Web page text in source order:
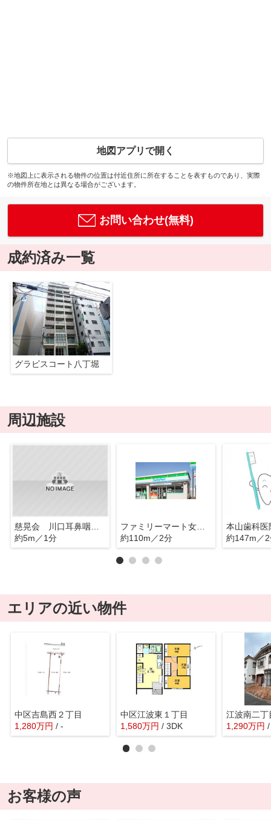
地図アプリで開く
※地図上に表示される物件の位置は付近住所に所在することを表すものであり、実際
の物件所在地とは異なる場合がございます。
お問い合わせ(無料)
成約済み一覧
グラビスコート八丁堀
周辺施設
約5m／1分
ファミリーマート女学院前店
約110m／2分
本山歯科
約147m／
エリアの近い物件
中区吉島西２丁目
1,280万円 / -
中区江波東１丁目
1,580万円 / 3DK
江波南二
1,290万円
お客様の声